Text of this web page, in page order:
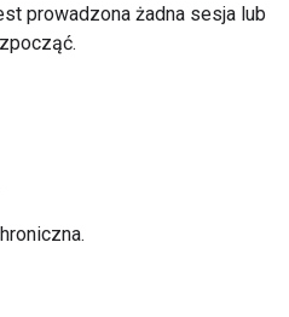
prowadzona żadna sesja lub